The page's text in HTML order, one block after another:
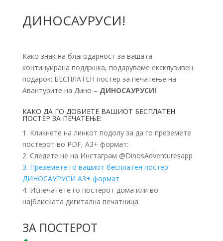
ДИНОСАУРУСИ!
Како знак на благодарност за вашата
континуирана поддршка, подаруваме ексклузивен
подарок: БЕСПЛАТЕН постер за печатење на
Авантурите на Дино – ДИНОСАУРУСИ!
КАКО ДА ГО ДОБИЕТЕ ВАШИОТ БЕСПЛАТЕН
ПОСТЕР ЗА ПЕЧАТЕЊЕ:
1. Кликнете на линкот подолу за да го преземете
постерот во PDF, А3+ формат:
2. Следете не на Инстаграм @DinosAdventuresapp
3. Преземете го вашиот бесплатен постер
ДИНОСАУРУСИ А3+ формат
4. Испечатете го постерот дома или во
најблиската дигитална печатница.
ЗА ПОСТЕРОТ